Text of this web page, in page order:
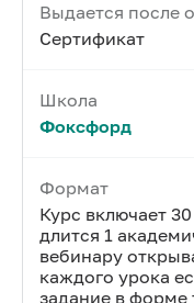
Выдается после
Сертификат
Школа
Фоксфорд
Формат
Курс включает
длится 1
вебинару
каждого урока
задание в форме